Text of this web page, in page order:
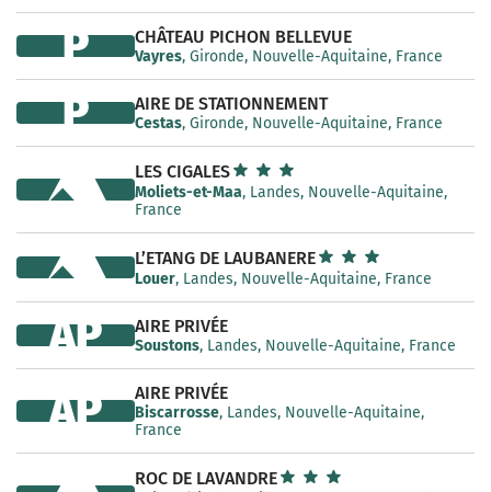
CHÂTEAU PICHON BELLEVUE
Vayres, Gironde, Nouvelle-Aquitaine, France
P
AIRE DE STATIONNEMENT
Cestas, Gironde, Nouvelle-Aquitaine, France
P
LES CIGALES
Moliets-et-Maa, Landes, Nouvelle-Aquitaine,
France
L’ETANG DE LAUBANERE
Louer, Landes, Nouvelle-Aquitaine, France
AIRE PRIVÉE
Soustons, Landes, Nouvelle-Aquitaine, France
AP
AIRE PRIVÉE
Biscarrosse, Landes, Nouvelle-Aquitaine,
France
AP
ROC DE LAVANDRE